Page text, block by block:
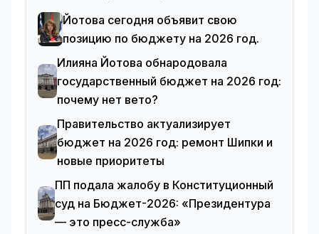
Йотова сегодня объявит свою
позицию по бюджету на 2026 год.
Илияна Йотова обнародовала
государственный бюджет на 2026 год:
почему нет вето?
Правительство актуализирует
бюджет на 2026 год: ремонт Шипки и
новые приоритеты
ПП подала жалобу в Конституционный
суд на Бюджет-2026: «Президентура
— это пресс-служба»